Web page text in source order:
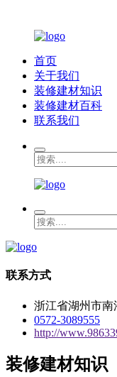
首页
关于我们
装修建材知识
装修建材百科
联系我们
联系方式
浙江省湖州市
0572-3089555
http://
装修建材知识